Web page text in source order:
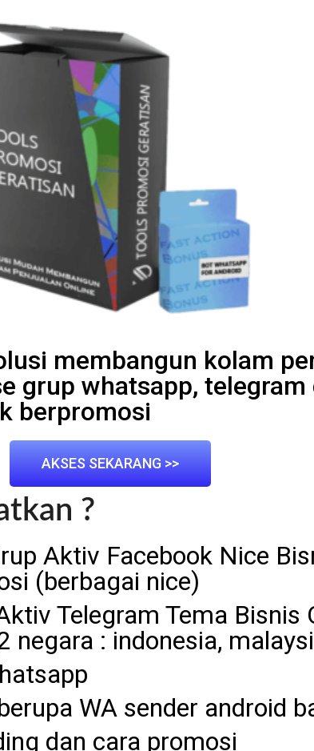
membangun kolam
grup whatsapp,
berpromosi
AKSES SEKARANG >>
?
Aktiv Facebook Nice
(berbagai nice)
Telegram Tema Bisnis
negara : indonesia,
WA sender android
dan cara promosi